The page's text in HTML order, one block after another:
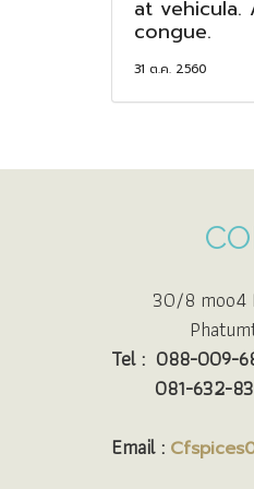
at vehicula.
congue.
31 ต.ค. 2560
30/8 moo4
Tel : 088-009-
081-632-
Email :